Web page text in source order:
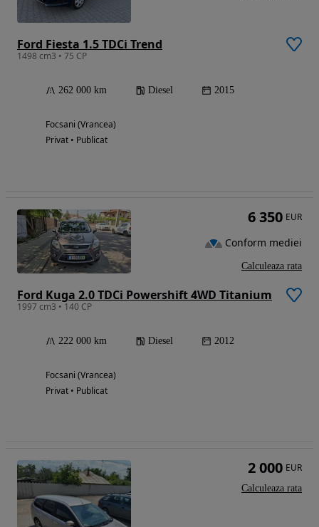
Ford Fiesta 1.5 TDCi Trend
1498 cm3 • 75 CP
262 000 km Diesel 2015
Focsani (Vrancea)
Privat • Publicat
Ford Kuga 2.0 TDCi Powershift 4WD Titanium
1997 cm3 • 140 CP
222 000 km Diesel 2012
Focsani (Vrancea)
Privat • Publicat
6 350 EUR
Conform mediei
Calculeaza rata
2 000 EUR
Calculeaza rata